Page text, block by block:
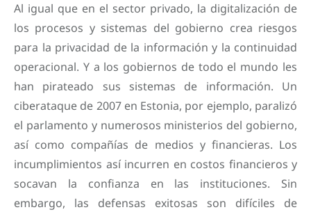
Al igual que en el sector privado, la digitalización de
los procesos y sistemas del gobierno crea riesgos
para la privacidad de la información y la continuidad
operacional. Y a los gobiernos de todo el mundo les
han pirateado sus sistemas de información. Un
ciberataque de 2007 en Estonia, por ejemplo, paralizó
el parlamento y numerosos ministerios del gobierno,
así como compañías de medios y financieras. Los
incumplimientos así incurren en costos financieros y
socavan la confianza en las instituciones. Sin
embargo, las defensas exitosas son difíciles de